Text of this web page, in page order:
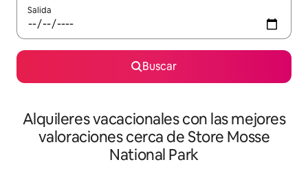
Salida
Buscar
Alquileres vacacionales con las mejores
valoraciones cerca de Store Mosse
National Park